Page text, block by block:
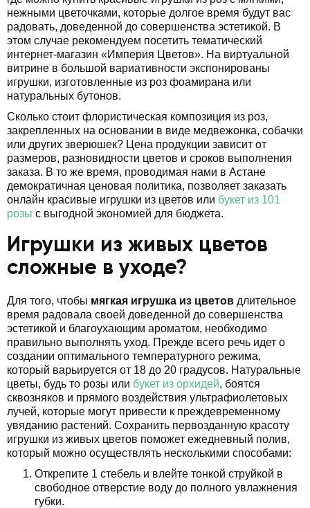
нежными цветочками, которые долгое время будут вас
радовать, доведенной до совершенства эстетикой. В
этом случае рекомендуем посетить тематический
интернет-магазин «Империя Цветов». На виртуальной
витрине в большой вариативности экспонированы
игрушки, изготовленные из роз фоамирана или
натуральных бутонов.
Сколько стоит флористическая композиция из роз,
закрепленных на основании в виде медвежонка, собачки
или других зверюшек? Цена продукции зависит от
размеров, разновидности цветов и сроков выполнения
заказа. В то же время, проводимая нами в Астане
демократичная ценовая политика, позволяет заказать
онлайн красивые игрушки из цветов или букет из 101
розы с выгодной экономией для бюджета.
Игрушки из живых цветов
сложные в уходе?
Для того, чтобы мягкая игрушка из цветов длительное
время радовала своей доведенной до совершенства
эстетикой и благоухающим ароматом, необходимо
правильно выполнять уход. Прежде всего речь идет о
создании оптимального температурного режима,
который варьируется от 18 до 20 градусов. Натуральные
цветы, будь то розы или букет из орхидей, боятся
сквозняков и прямого воздействия ультрафиолетовых
лучей, которые могут привести к преждевременному
увяданию растений. Сохранить первозданную красоту
игрушки из живых цветов поможет ежедневный полив,
который можно осуществлять несколькими способами:
Открепите 1 стебель и влейте тонкой струйкой в
свободное отверстие воду до полного увлажнения
губки.